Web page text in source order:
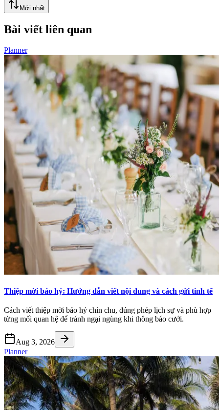
Mới nhất
Bài viết liên quan
Planner
Thiệp mời báo hỷ: Hướng dẫn viết nội dung và cách gửi tinh tế
Cách viết thiệp mời báo hỷ chỉn chu, đúng phép lịch sự và phù hợp
từng mối quan hệ để tránh ngại ngùng khi thông báo cưới.
Aug 3, 2026
Planner